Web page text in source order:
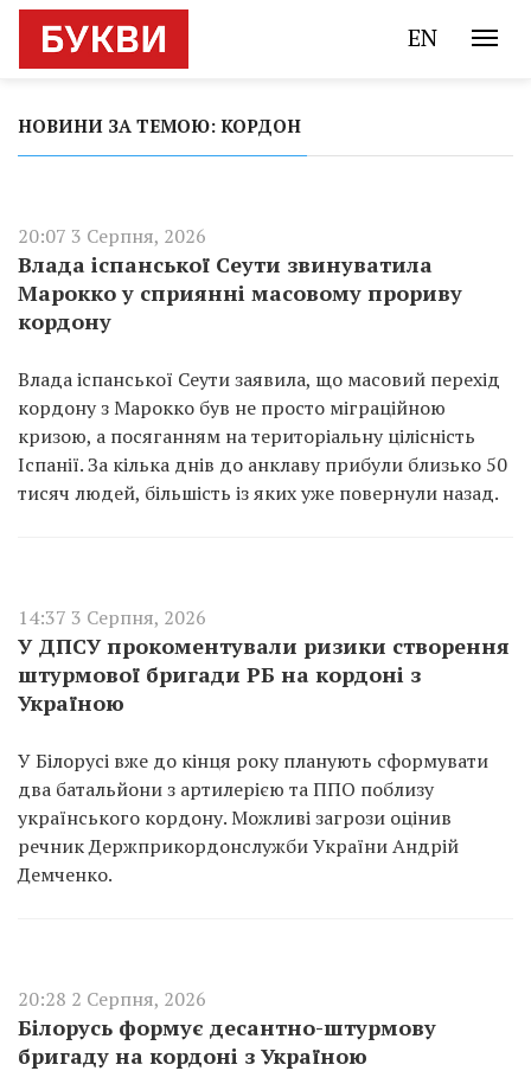
EN
НОВИНИ ЗА ТЕМОЮ: КОРДОН
20:07 3 Серпня, 2026
Влада іспанської Сеути звинуватила
Марокко у сприянні масовому прориву
кордону
Влада іспанської Сеути заявила, що масовий перехід
кордону з Марокко був не просто міграційною
кризою, а посяганням на територіальну цілісність
Іспанії. За кілька днів до анклаву прибули близько 50
тисяч людей, більшість із яких уже повернули назад.
14:37 3 Серпня, 2026
У ДПСУ прокоментували ризики створення
штурмової бригади РБ на кордоні з
Україною
У Білорусі вже до кінця року планують сформувати
два батальйони з артилерією та ППО поблизу
українського кордону. Можливі загрози оцінив
речник Держприкордонслужби України Андрій
Демченко.
20:28 2 Серпня, 2026
Білорусь формує десантно-штурмову
бригаду на кордоні з Україною